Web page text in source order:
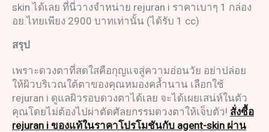
skin ได้เลย ที่นี่วางจำหน่าย rejuran i ราคาเบาๆ 1 กล่อง
อย.ไทยเพียง 2900 บาทเท่านั้น (ได้รับ 1 cc)
สรุป
เพราะดวงตาที่สดใสคือกุญแจสู่ความอ่อนวัย อย่าปล่อย
ให้ผิวบริเวณใต้ตาของคุณหมองคล้ำนาน เลือกใช้
rejuran i ดูแลผิวรอบดวงตาได้เลย จะได้เผยเสน่ห์ในตัว
คุณโดยไม่ต้องไปผ่าตัดศัลยกรรมดวงตาให้เจ็บตัว! สั่งซื้อ
rejuran i ของแท้ในราคาโปรโมชันกับ agent-skin ผ่าน